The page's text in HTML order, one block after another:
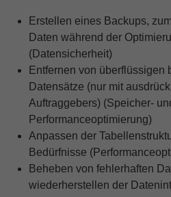
Erstellen eines Backups,
Daten während der
(Datensicherheit)
Entfernen von überflüssigen
Datensätze (nur mit
Auftraggebers) (Speicher-
Performanceoptimierung)
Anpassen der
Bedürfnisse
Beheben von fehlerhaften
wiederherstellen der